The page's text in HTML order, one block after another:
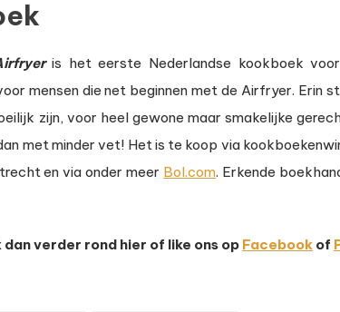
is het eerste Nederlandse kookboek
mensen die net beginnen met de Airfryer. Erin
zijn, voor heel gewone maar smakelijke
met minder vet! Het is te koop via
en via onder meer Bol.com. Erkende
verder rond hier of like ons op Facebook of